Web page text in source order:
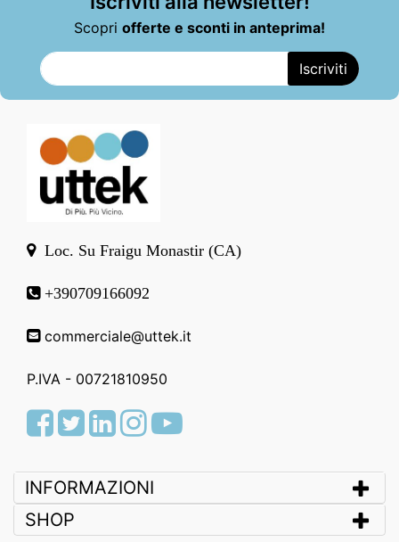
Scopri offerte e sconti in anteprima!
Loc. Su Fraigu Monastir (CA)
+390709166092
commerciale@uttek.it
P.IVA - 00721810950
Facebook
TwitterLinkedInInstagram
Youtube
INFORMAZIONI
SHOP